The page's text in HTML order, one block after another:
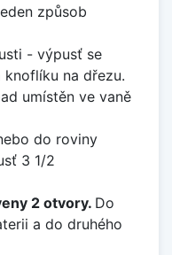
způsob
- výpusť se
na dřezu.
umístěn ve vaně
do roviny
3 1/2
2 otvory. Do
a do druhého